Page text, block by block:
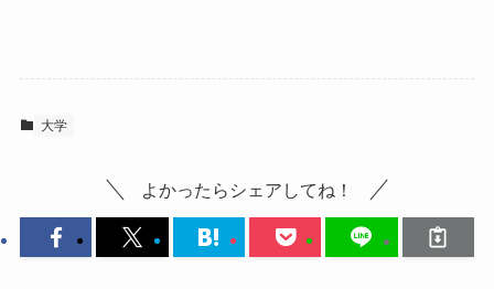
大学
よかったらシェアしてね！